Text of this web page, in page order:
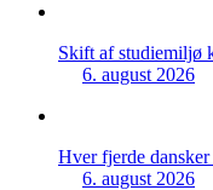
Skift af studiemiljø
6. august 2026
Hver fjerde
6. august 2026